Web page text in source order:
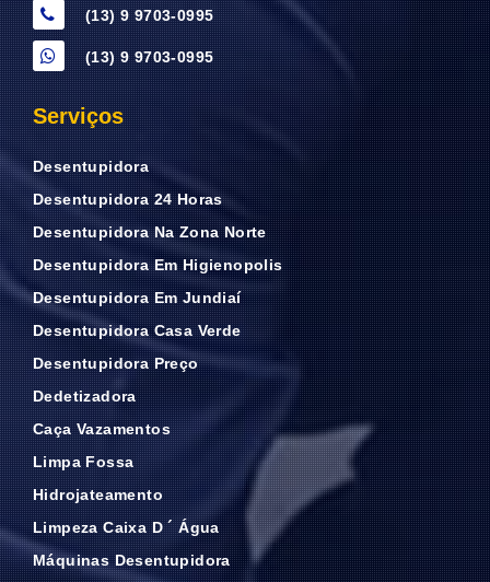
(13) 9 9703-0995
(13) 9 9703-0995
Serviços
Desentupidora
Desentupidora 24 Horas
Desentupidora Na Zona Norte
Desentupidora Em Higienopolis
Desentupidora Em Jundiaí
Desentupidora Casa Verde
Desentupidora Preço
Dedetizadora
Caça Vazamentos
Limpa Fossa
Hidrojateamento
Limpeza Caixa D ´ Água
Máquinas Desentupidora